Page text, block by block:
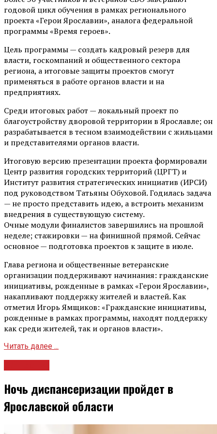
годовой цикл обучения в рамках регионального
проекта «Герои Ярославии», аналога федеральной
программы «Время героев».
Цель программы — создать кадровый резерв для
власти, госкомпаний и общественного сектора
региона, а итоговые защиты проектов смогут
применяться в работе органов власти и на
предприятиях.
Среди итоговых работ — локальный проект по
благоустройству дворовой территории в Ярославле; он
разрабатывается в тесном взаимодействии с жильцами
и представителями органов власти.
Итоговую версию презентации проекта формировали
Центр развития городских территорий (ЦРГТ) и
Институт развития стратегических инициатив (ИРСИ)
под руководством Татьяны Обуховой. Годилась задача
— не просто представить идею, а встроить механизм
внедрения в существующую систему.
Очные модули финалистов завершились на прошлой
неделе; стажировки — на финишной прямой. Сейчас
основное — подготовка проектов к защите в июле.
Глава региона и общественные ветеранские
организации поддерживают начинания: гражданские
инициативы, рожденные в рамках «Герои Ярославии»,
накапливают поддержку жителей и властей. Как
отметил Игорь Ямщиков: «Гражданские инициативы,
рожденные в рамках программы, находят поддержку
как среди жителей, так и органов власти».
Читать далее ...
Ночь диспансеризации пройдет в
Ярославской области